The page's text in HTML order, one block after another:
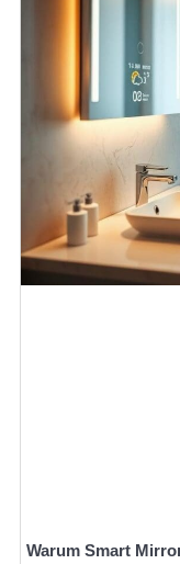
Warum Smart